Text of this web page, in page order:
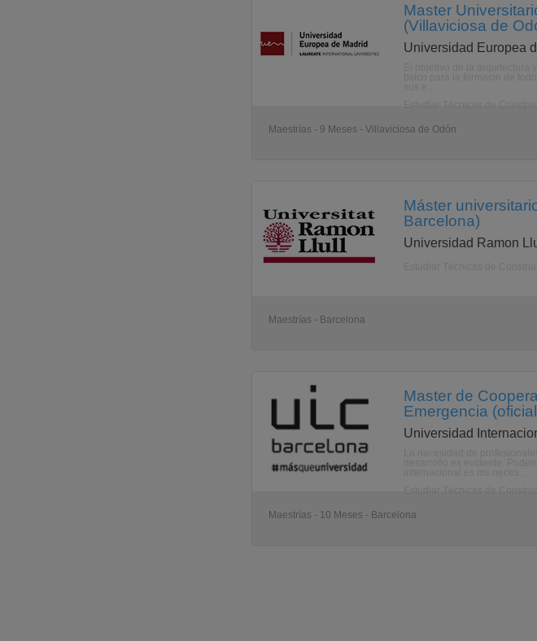
Master
(Villaviciosa de
Universidad Europea
Maestrías - 9 Meses - Villaviciosa de Odón
Máster
Barcelona)
Universidad Ramon
Maestrías - Barcelona
Master de
Emergencia
Universidad
Maestrías - 10 Meses - Barcelona